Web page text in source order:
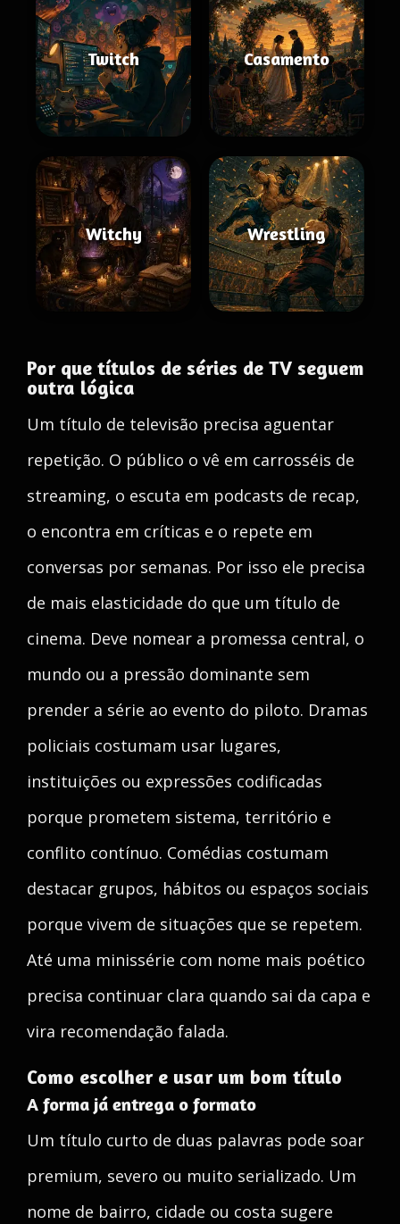
Twitch Casamento
Witchy Wrestling
Por que títulos de séries de TV seguem
outra lógica
Um título de televisão precisa aguentar
repetição. O público o vê em carrosséis de
streaming, o escuta em podcasts de recap,
o encontra em críticas e o repete em
conversas por semanas. Por isso ele precisa
de mais elasticidade do que um título de
cinema. Deve nomear a promessa central, o
mundo ou a pressão dominante sem
prender a série ao evento do piloto. Dramas
policiais costumam usar lugares,
instituições ou expressões codificadas
porque prometem sistema, território e
conflito contínuo. Comédias costumam
destacar grupos, hábitos ou espaços sociais
porque vivem de situações que se repetem.
Até uma minissérie com nome mais poético
precisa continuar clara quando sai da capa e
vira recomendação falada.
Como escolher e usar um bom título
A forma já entrega o formato
Um título curto de duas palavras pode soar
premium, severo ou muito serializado. Um
nome de bairro, cidade ou costa sugere